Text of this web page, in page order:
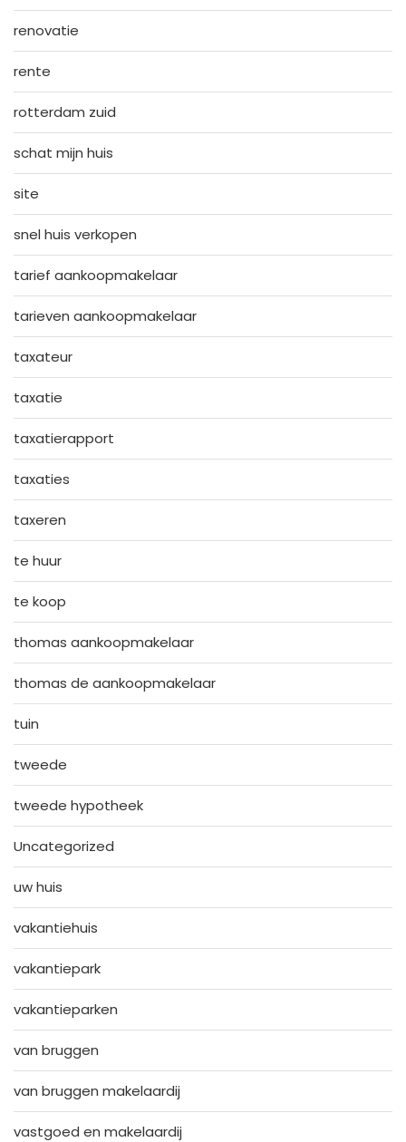
renovatie
rente
rotterdam zuid
schat mijn huis
site
snel huis verkopen
tarief aankoopmakelaar
tarieven aankoopmakelaar
taxateur
taxatie
taxatierapport
taxaties
taxeren
te huur
te koop
thomas aankoopmakelaar
thomas de aankoopmakelaar
tuin
tweede
tweede hypotheek
Uncategorized
uw huis
vakantiehuis
vakantiepark
vakantieparken
van bruggen
van bruggen makelaardij
vastgoed en makelaardij